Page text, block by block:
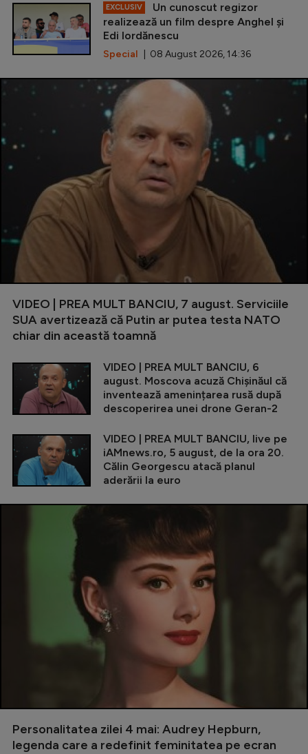
EXCLUSIV
Un cunoscut regizor
realizează un film despre Anghel și
Edi Iordănescu
Special | 08 August 2026, 14:36
VIDEO | PREA MULT BANCIU, 7 august. Serviciile
SUA avertizează că Putin ar putea testa NATO
chiar din această toamnă
VIDEO | PREA MULT BANCIU, 6
august. Moscova acuză Chișinăul că
inventează amenințarea rusă după
descoperirea unei drone Geran-2
VIDEO | PREA MULT BANCIU, live pe
iAMnews.ro, 5 august, de la ora 20.
Călin Georgescu atacă planul
aderării la euro
Personalitatea zilei 4 mai: Audrey Hepburn,
legenda care a redefinit feminitatea pe ecran